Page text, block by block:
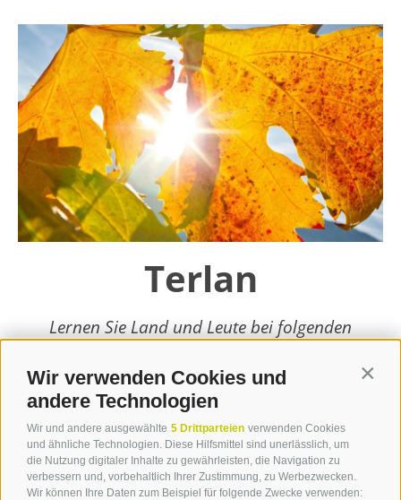
Wir verwenden Cookies und
andere Technologien
Wir und andere ausgewählte 5 Drittparteien verwenden Cookies
und ähnliche Technologien. Diese Hilfsmittel sind unerlässlich, um
die Nutzung digitaler Inhalte zu gewährleisten, die Navigation zu
verbessern und, vorbehaltlich Ihrer Zustimmung, zu Werbezwecken.
Wir können Ihre Daten zum Beispiel für folgende Zwecke verwenden:
Terlan
Lernen Sie Land und Leute bei folgenden
weiterlesen